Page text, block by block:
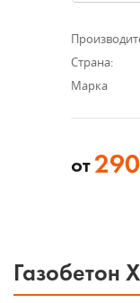
Страна:
Марка
от
Газобетон